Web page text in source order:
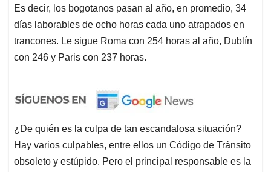
Es decir, los bogotanos pasan al año, en promedio, 34
días laborables de ocho horas cada uno atrapados en
trancones. Le sigue Roma con 254 horas al año, Dublín
con 246 y Paris con 237 horas.
¿De quién es la culpa de tan escandalosa situación?
Hay varios culpables, entre ellos un Código de Tránsito
obsoleto y estúpido. Pero el principal responsable es la